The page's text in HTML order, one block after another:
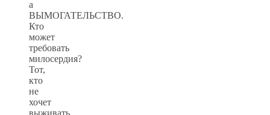
а
ВЫМОГАТЕЛЬСТВО.
Кто
может
требовать
милосердия?
Тот,
кто
не
хочет
выживать